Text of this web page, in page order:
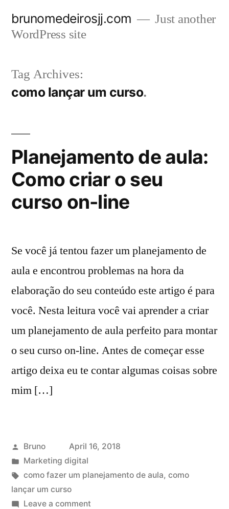
brunomedeirosjj.com
Just another
WordPress site
Tag Archives:
como lançar um curso
Planejamento de aula:
Como criar o seu
curso on-line
Se você já tentou fazer um planejamento de
aula e encontrou problemas na hora da
elaboração do seu conteúdo este artigo é para
você. Nesta leitura você vai aprender a criar
um planejamento de aula perfeito para montar
o seu curso on-line. Antes de começar esse
artigo deixa eu te contar algumas coisas sobre
mim […]
Posted
by
Bruno
April 16, 2018
Posted
in
Marketing digital
Tags:
como fazer um planejamento de aula, como
lançar um curso
Leave a commenton